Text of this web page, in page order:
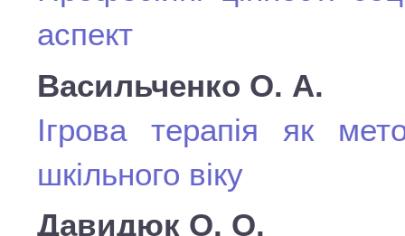
аспект
Васильченко О. А.
Ігрова терапія як
шкільного віку
Давидюк О. О.